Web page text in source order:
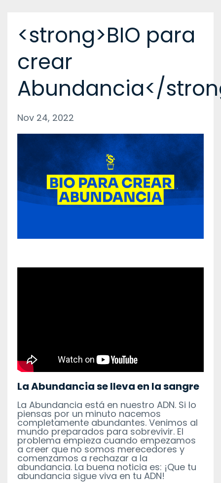
<strong>BIO para
crear
Abundancia</
Nov 24, 2022
La Abundancia se lleva en la sangre
La Abundancia está en nuestro ADN. Si lo
piensas por un minuto nacemos
completamente abundantes. Venimos al
mundo preparados para sobrevivir. El
problema empieza cuando empezamos
a creer que no somos merecedores y
comenzamos a rechazar a la
abundancia. La buena noticia es: ¡Que tu
abundancia sigue viva en tu ADN!